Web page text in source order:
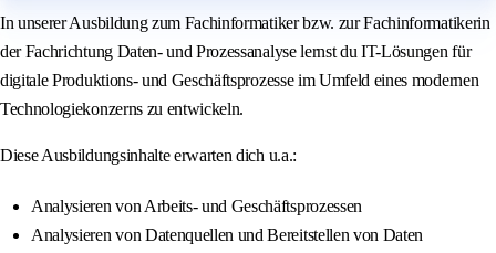
In unserer Ausbildung zum Fachinformatiker bzw. zur Fachinformatikerin
der Fachrichtung Daten- und Prozessanalyse lernst du IT-Lösungen für
digitale Produktions- und Geschäftsprozesse im Umfeld eines modernen
Technologiekonzerns zu entwickeln.
Diese Ausbildungsinhalte erwarten dich u.a.:
Analysieren von Arbeits- und Geschäftsprozessen
Analysieren von Datenquellen und Bereitstellen von Daten